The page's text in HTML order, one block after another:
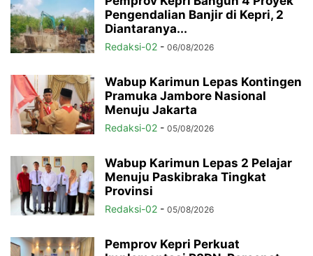
Pengendalian Banjir di Kepri, 2
Diantaranya...
Redaksi-02 - 06/08/2026
Wabup Karimun Lepas Kontingen
Pramuka Jambore Nasional
Menuju Jakarta
Redaksi-02 - 05/08/2026
Wabup Karimun Lepas 2 Pelajar
Menuju Paskibraka Tingkat
Provinsi
Redaksi-02 - 05/08/2026
Pemprov Kepri Perkuat